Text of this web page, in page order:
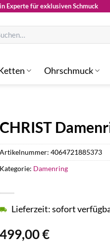
Experte für exklusiven Schmuck
Ohrschmuck
CHRIST
499,00€
Lieferzeit: sofort
Artikelnummer:4064721885373
Kategorie: Damenring